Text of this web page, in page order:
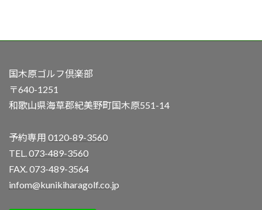
国木原ゴルフ倶楽部
〒640-1251
和歌山県海草郡紀美野町国木原551-14
予約専用 0120-89-3560
TEL.073-489-3560
FAX. 073-489-3564
infom@kunikiharagolf.co.jp